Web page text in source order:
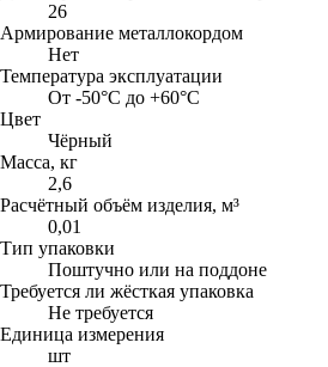
26
Армирование металлокордом
Нет
Температура эксплуатации
От -50°C до +60°C
Цвет
Чёрный
Масса, кг
2,6
Расчётный объём изделия, м³
0,01
Тип упаковки
Поштучно или на поддоне
Требуется ли жёсткая упаковка
Не требуется
Единица измерения
шт